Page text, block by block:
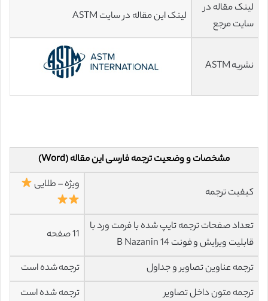
لینک مقاله در
سایت مرجع
لینک این مقاله در سایت ASTM
نشریه ASTM
مشخصات و وضعیت ترجمه فارسی این مقاله (Word)
کیفیت ترجمه
ویژه – طلایی
تعداد صفحات ترجمه تایپ شده با فرمت ورد با
قابلیت ویرایش و فونت 14 B Nazanin
11 صفحه
ترجمه عناوین تصاویر و جداول
ترجمه شده است
ترجمه متون داخل تصاویر
ترجمه شده است